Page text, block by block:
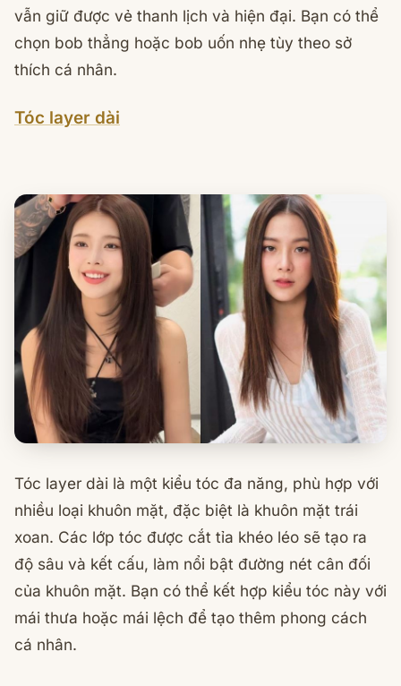
vẫn giữ được vẻ thanh lịch và hiện đại. Bạn có thể
chọn bob thẳng hoặc bob uốn nhẹ tùy theo sở
thích cá nhân.
Tóc layer dài
Tóc layer dài là một kiểu tóc đa năng, phù hợp với
nhiều loại khuôn mặt, đặc biệt là khuôn mặt trái
xoan. Các lớp tóc được cắt tỉa khéo léo sẽ tạo ra
độ sâu và kết cấu, làm nổi bật đường nét cân đối
của khuôn mặt. Bạn có thể kết hợp kiểu tóc này với
mái thưa hoặc mái lệch để tạo thêm phong cách
cá nhân.